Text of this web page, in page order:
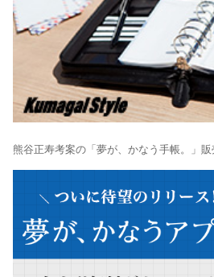
熊谷正寿考案の「夢が、かなう手帳。」販